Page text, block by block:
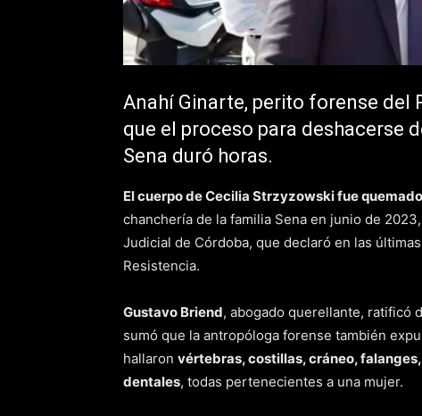
Anahí Ginarte, perito forense del
que el proceso para deshacerse
Sena duró horas.
El cuerpo de Cecilia Strzyzowski fue
chanchería de la familia Sena en junio de
Judicial de Córdoba, que declaró en las
Resistencia.
Gustavo Briend, abogado querellante, ratificó
sumó que la antropóloga forense también
hallaron vértebras, costillas, cráneo,
dentales, todas pertenecientes a una mujer.